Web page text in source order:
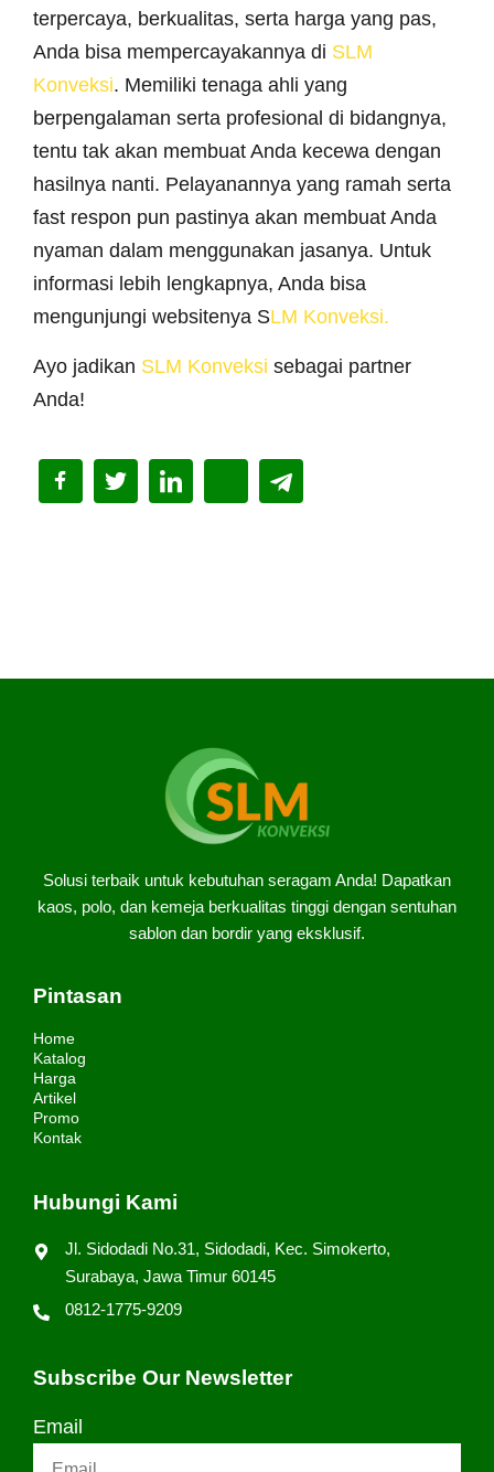
terpercaya, berkualitas, serta harga yang pas,
Anda bisa mempercayakannya di SLM
Konveksi. Memiliki tenaga ahli yang
berpengalaman serta profesional di bidangnya,
tentu tak akan membuat Anda kecewa dengan
hasilnya nanti. Pelayanannya yang ramah serta
fast respon pun pastinya akan membuat Anda
nyaman dalam menggunakan jasanya. Untuk
informasi lebih lengkapnya, Anda bisa
mengunjungi websitenya SLM Konveksi.
Ayo jadikan SLM Konveksi sebagai partner
Anda!
Solusi terbaik untuk kebutuhan seragam Anda! Dapatkan
kaos, polo, dan kemeja berkualitas tinggi dengan sentuhan
sablon dan bordir yang eksklusif.
Pintasan
Home
Katalog
Harga
Artikel
Promo
Kontak
Hubungi Kami
Jl. Sidodadi No.31, Sidodadi, Kec. Simokerto,
Surabaya, Jawa Timur 60145
0812-1775-9209
Subscribe Our Newsletter
Email